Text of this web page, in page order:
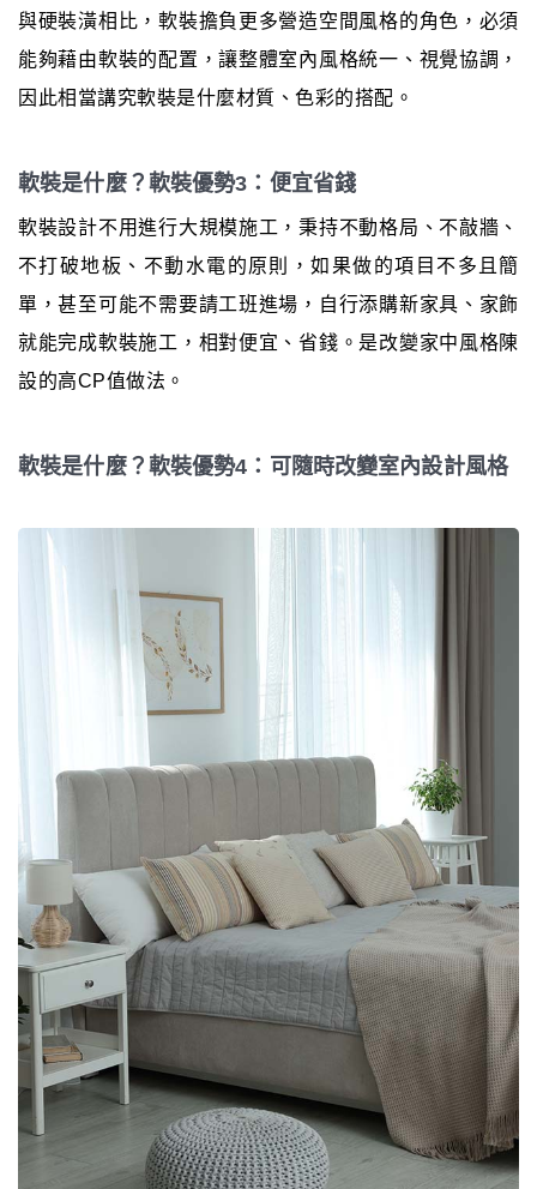
與硬裝潢相比，軟裝擔負更多營造空間風格的角色，必須
能夠藉由軟裝的配置，讓整體室內風格統一、視覺協調，
因此相當講究軟裝是什麼材質、色彩的搭配。
軟裝是什麼？軟裝優勢3：便宜省錢
軟裝設計不用進行大規模施工，秉持不動格局、不敲牆、
不打破地板、不動水電的原則，如果做的項目不多且簡
單，甚至可能不需要請工班進場，自行添購新家具、家飾
就能完成軟裝施工，相對便宜、省錢。是改變家中風格陳
設的高CP值做法。
軟裝是什麼？軟裝優勢4：可隨時改變室內設計風格